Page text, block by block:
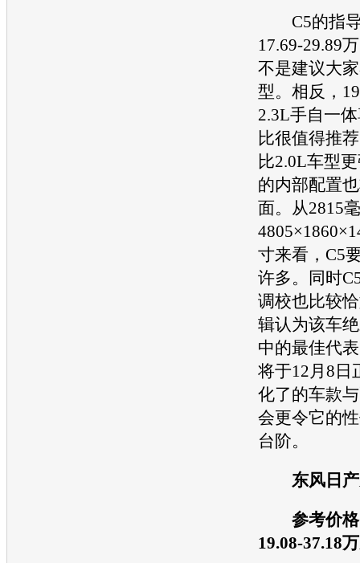
C5的指导
17.69-29.89
不是建议大
型。相反，
2.3L手自一
比很值得推
比2.0L车型
的内部配置
面。从2815
寸来看，C5
许多。同时
调校也比较
辑认为该车
中的最佳代
将于12月8日
化了的车款
会更令它的
台阶。
东风日
参考价
19.08-37.18